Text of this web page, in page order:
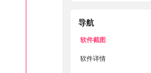
导航
软件截图
软件详情